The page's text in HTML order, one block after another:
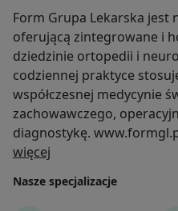
Form Grupa Lekarska jest
oferującą zintegrowane i
dziedzinie ortopedii i
codziennej praktyce
współczesnej medycynie
zachowawczego,
diagnostykę.
więcej
Nasze specjalizacje